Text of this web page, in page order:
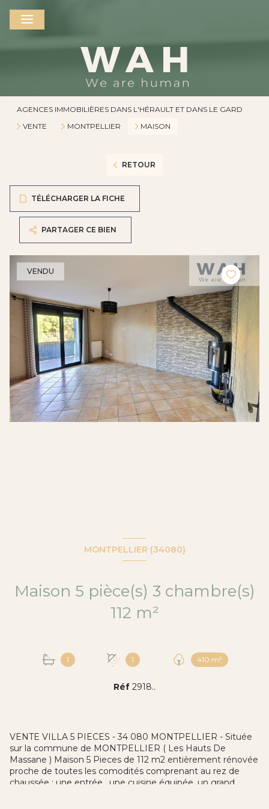
AGENCES IMMOBILIÈRES DANS L'HÉRAULT ET DANS LE GARD
VENTE
MONTPELLIER MAISON
RETOUR
TÉLÉCHARGER LA FICHE
PARTAGER CE BIEN
VENDU
MONTPELLIER (34080)
Maison 5 pièce(s) 3 chambre(s)
112 m²
1 1 410 m²
Réf 2918..
VENTE VILLA 5 PIECES - 34 080 MONTPELLIER - Située
sur la commune de MONTPELLIER ( Les Hauts De
Massane ) Maison 5 Pieces de 112 m2 entièrement rénovée
proche de toutes les comodités comprenant au rez de
chaussée : une entrée , une cuisine équipée, un grand